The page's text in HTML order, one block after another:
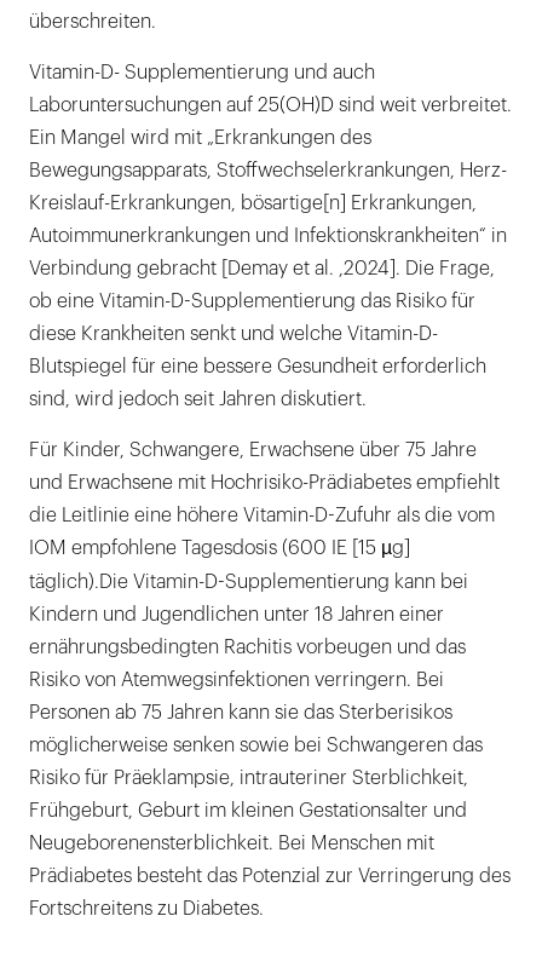
überschreiten.
Vitamin-D- Supplementierung und auch
Laboruntersuchungen auf 25(OH)D sind weit verbreitet.
Ein Mangel wird mit „Erkrankungen des
Bewegungsapparats, Stoffwechselerkrankungen, Herz-
Kreislauf-Erkrankungen, bösartige[n] Erkrankungen,
Autoimmunerkrankungen und Infektionskrankheiten“ in
Verbindung gebracht [Demay et al. ,2024]. Die Frage,
ob eine Vitamin-D-Supplementierung das Risiko für
diese Krankheiten senkt und welche Vitamin-D-
Blutspiegel für eine bessere Gesundheit erforderlich
sind, wird jedoch seit Jahren diskutiert.
Für Kinder, Schwangere, Erwachsene über 75 Jahre
und Erwachsene mit Hochrisiko-Prädiabetes empfiehlt
die Leitlinie eine höhere Vitamin-D-Zufuhr als die vom
IOM empfohlene Tagesdosis (600 IE [15 µg]
täglich). Die Vitamin-D-Supplementierung kann bei
Kindern und Jugendlichen unter 18 Jahren einer
ernährungsbedingten Rachitis vorbeugen und das
Risiko von Atemwegsinfektionen verringern. Bei
Personen ab 75 Jahren kann sie das Sterberisikos
möglicherweise senken sowie bei Schwangeren das
Risiko für Präeklampsie, intrauteriner Sterblichkeit,
Frühgeburt, Geburt im kleinen Gestationsalter und
Neugeborenensterblichkeit. Bei Menschen mit
Prädiabetes besteht das Potenzial zur Verringerung des
Fortschreitens zu Diabetes.